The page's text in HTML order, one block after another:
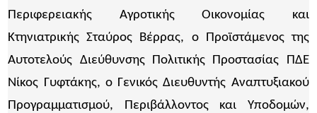
Περιφερειακής Αγροτικής Οικονομίας και
Κτηνιατρικής Σταύρος Βέρρας, ο Προϊστάμενος της
Αυτοτελούς Διεύθυνσης Πολιτικής Προστασίας ΠΔΕ
Νίκος Γυφτάκης, ο Γενικός Διευθυντής Αναπτυξιακού
Προγραμματισμού, Περιβάλλοντος και Υποδομών,